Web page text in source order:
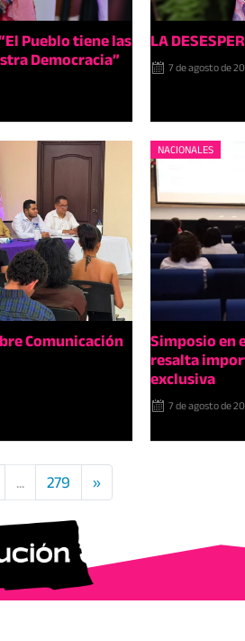
Pueblo tiene las
Democracia”
LA
7 de agosto de
Comunicación
NACIONALES
Simposio en
resalta
exclusiva
7 de agosto de
... 279 »